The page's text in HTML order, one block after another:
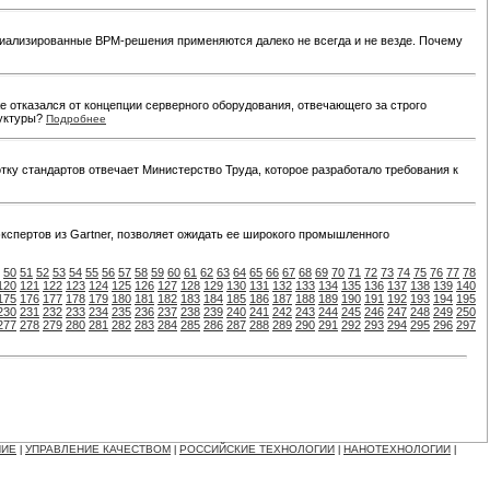
BPM-решения применяются далеко не всегда и не везде. Почему
от концепции серверного оборудования, отвечающего за строго
Подробнее
стандартов отвечает Министерство Труда, которое разработало требования к
из Gartner, позволяет ожидать ее широкого промышленного
50 51 52 53 54 55 56 57 58 59 60 61 62 63 64 65 66 67 68 69 70 71 72 73 74 75 76 77 78
121 122 123 124 125 126 127 128 129 130 131 132 133 134 135 136 137 138 139 140
176 177 178 179 180 181 182 183 184 185 186 187 188 189 190 191 192 193 194 195
231 232 233 234 235 236 237 238 239 240 241 242 243 244 245 246 247 248 249 250
278 279 280 281 282 283 284 285 286 287 288 289 290 291 292 293 294 295 296 297
УПРАВЛЕНИЕ КАЧЕСТВОМ РОССИЙСКИЕ ТЕХНОЛОГИИ НАНОТЕХНОЛОГИИ